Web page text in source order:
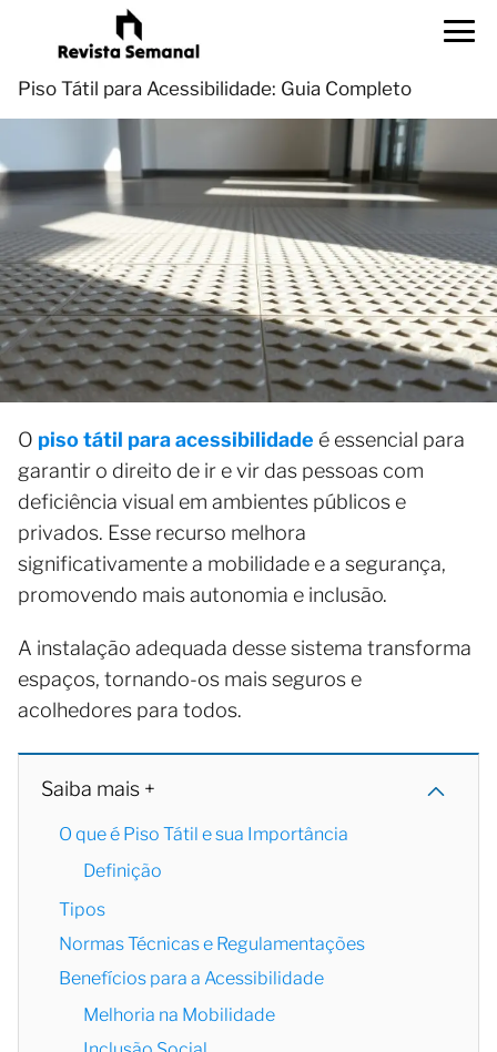
Piso Tátil para Acessibilidade: Guia Completo
O piso tátil para acessibilidade é essencial para
garantir o direito de ir e vir das pessoas com
deficiência visual em ambientes públicos e
privados. Esse recurso melhora
significativamente a mobilidade e a segurança,
promovendo mais autonomia e inclusão.
A instalação adequada desse sistema transforma
espaços, tornando-os mais seguros e
acolhedores para todos.
Saiba mais +
O que é Piso Tátil e sua Importância
Definição
Tipos
Normas Técnicas e Regulamentações
Benefícios para a Acessibilidade
Melhoria na Mobilidade